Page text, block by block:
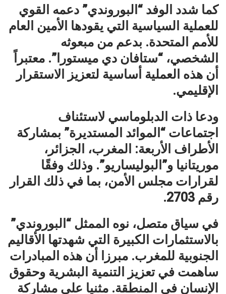
كما شدد الوفد “البوروندي” دعمه القوي
للعملية السياسية التي يقودها الأمين العام
للأمم المتحدة. بدعم من مبعوثه
الشخصي، “ستافان دي ميستورا”. معتبراً
أن هذه العملية أساسية لتعزيز الاستقرار
الإقليمي.
ودعا ذات الدبلوماسي لاستئناف
اجتماعات “الموائد المستديرة” بمشاركة
الأطراف الأربعة: المغرب، الجزائر،
موريتانيا و”البوليساريو”. وذلك وفقًا
لقرارات مجلس الأمن، بما في ذلك القرار
رقم 2703.
في سياق متصل، نوه الممثل “البوروندي”
بالاستثمارات الكبيرة التي شهدتها الأقاليم
الجنوبية للمغرب. مبرزا أن هذه المبادرات
ساهمت في تعزيز التنمية البشرية وحقوق
الإنسان في المنطقة. مثنيا على مشاركة